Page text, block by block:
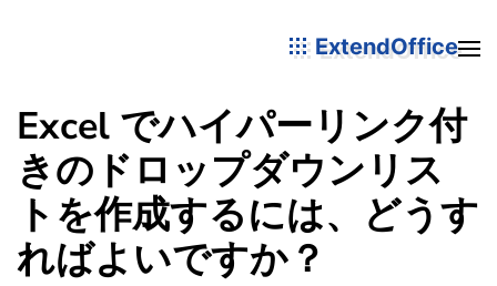
ExtendOffice
Excel でハイパーリンク付
きのドロップダウンリス
トを作成するには、どうす
ればよいですか？